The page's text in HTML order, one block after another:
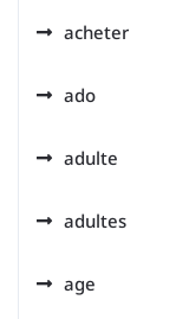
acheter
ado
adulte
adultes
age